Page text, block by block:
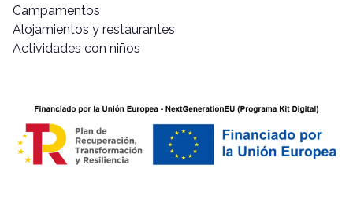
Campamentos
Alojamientos y restaurantes
Actividades con niños